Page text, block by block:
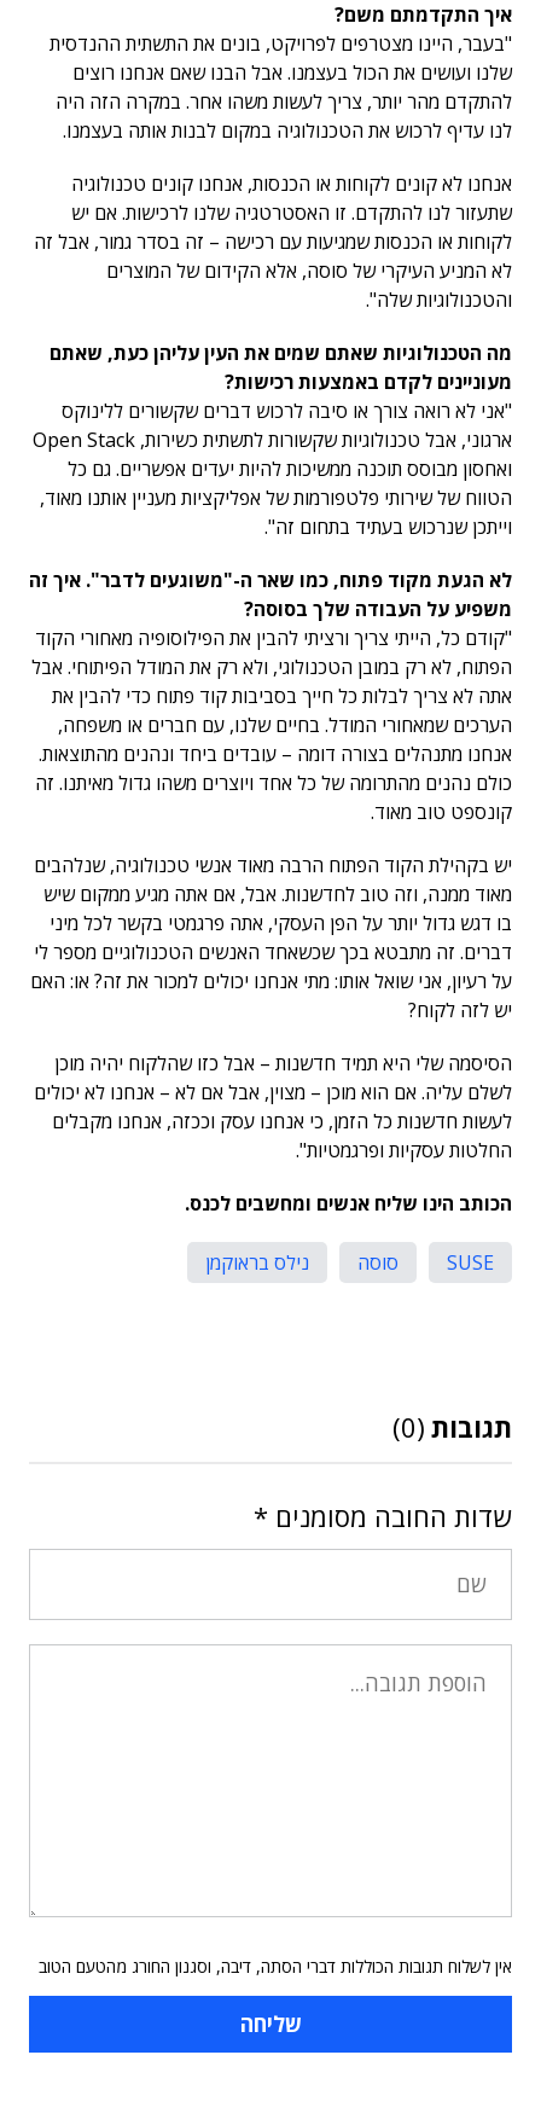
איך התקדמתם משם?
"בעבר, היינו מצטרפים לפרויקט, בונים את התשתית ההנדסית
שלנו ועושים את הכול בעצמנו. אבל הבנו שאם אנחנו רוצים
להתקדם מהר יותר, צריך לעשות משהו אחר. במקרה הזה היה
לנו עדיף לרכוש את הטכנולוגיה במקום לבנות אותה בעצמנו.
אנחנו לא קונים לקוחות או הכנסות, אנחנו קונים טכנולוגיה
שתעזור לנו להתקדם. זו האסטרטגיה שלנו לרכישות. אם יש
לקוחות או הכנסות שמגיעות עם רכישה – זה בסדר גמור, אבל זה
לא המניע העיקרי של סוסה, אלא הקידום של המוצרים
והטכנולוגיות שלה".
מה הטכנולוגיות שאתם שמים את העין עליהן כעת, שאתם
מעוניינים לקדם באמצעות רכישות?
"אני לא רואה צורך או סיבה לרכוש דברים שקשורים ללינוקס
ארגוני, אבל טכנולוגיות שקשורות לתשתית כשירות, Open Stack
ואחסון מבוסס תוכנה ממשיכות להיות יעדים אפשריים. גם כל
הטווח של שירותי פלטפורמות של אפליקציות מעניין אותנו מאוד,
וייתכן שנרכוש בעתיד בתחום זה".
לא הגעת מקוד פתוח, כמו שאר ה-"משוגעים לדבר". איך זה
משפיע על העבודה שלך בסוסה?
"קודם כל, הייתי צריך ורציתי להבין את הפילוסופיה מאחורי הקוד
הפתוח, לא רק במובן הטכנולוגי, ולא רק את המודל הפיתוחי. אבל
אתה לא צריך לבלות כל חייך בסביבות קוד פתוח כדי להבין את
הערכים שמאחורי המודל. בחיים שלנו, עם חברים או משפחה,
אנחנו מתנהלים בצורה דומה – עובדים ביחד ונהנים מהתוצאות.
כולם נהנים מהתרומה של כל אחד ויוצרים משהו גדול מאיתנו. זה
קונספט טוב מאוד.
יש בקהילת הקוד הפתוח הרבה מאוד אנשי טכנולוגיה, שנלהבים
מאוד ממנה, וזה טוב לחדשנות. אבל, אם אתה מגיע ממקום שיש
בו דגש גדול יותר על הפן העסקי, אתה פרגמטי בקשר לכל מיני
דברים. זה מתבטא בכך שכשאחד האנשים הטכנולוגיים מספר לי
על רעיון, אני שואל אותו: מתי אנחנו יכולים למכור את זה? או: האם
יש לזה לקוח?
הסיסמה שלי היא תמיד חדשנות – אבל כזו שהלקוח יהיה מוכן
לשלם עליה. אם הוא מוכן – מצוין, אבל אם לא – אנחנו לא יכולים
לעשות חדשנות כל הזמן, כי אנחנו עסק וככזה, אנחנו מקבלים
החלטות עסקיות ופרגמטיות".
הכותב הינו שליח אנשים ומחשבים לכנס.
SUSE סוסה נילס בראוקמן
תגובות (0)
שדות החובה מסומנים *
אין לשלוח תגובות הכוללות דברי הסתה, דיבה, וסגנון החורג מהטעם הטוב